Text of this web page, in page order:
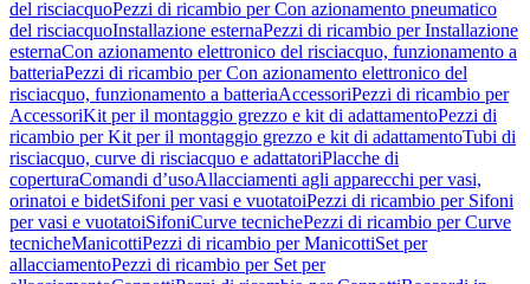
del risciacquoPezzi di ricambio per Con azionamento pneumatico
del risciacquoInstallazione esternaPezzi di ricambio per Installazione
esternaCon azionamento elettronico del risciacquo, funzionamento a
batteriaPezzi di ricambio per Con azionamento elettronico del
risciacquo, funzionamento a batteriaAccessoriPezzi di ricambio per
AccessoriKit per il montaggio grezzo e kit di adattamentoPezzi di
ricambio per Kit per il montaggio grezzo e kit di adattamentoTubi di
risciacquo, curve di risciacquo e adattatoriPlacche di
coperturaComandi d’usoAllacciamenti agli apparecchi per vasi,
orinatoi e bidetSifoni per vasi e vuotatoiPezzi di ricambio per Sifoni
per vasi e vuotatoiSifoniCurve tecnichePezzi di ricambio per Curve
tecnicheManicottiPezzi di ricambio per ManicottiSet per
allacciamentoPezzi di ricambio per Set per